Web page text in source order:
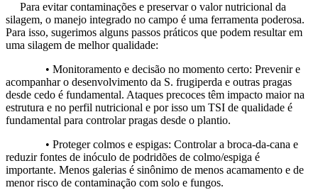
Para evitar contaminações e preservar o valor nutricional da
silagem, o manejo integrado no campo é uma ferramenta poderosa.
Para isso, sugerimos alguns passos práticos que podem resultar em
uma silagem de melhor qualidade:
• Monitoramento e decisão no momento certo: Prevenir e
acompanhar o desenvolvimento da S. frugiperda e outras pragas
desde cedo é fundamental. Ataques precoces têm impacto maior na
estrutura e no perfil nutricional e por isso um TSI de qualidade é
fundamental para controlar pragas desde o plantio.
• Proteger colmos e espigas: Controlar a broca-da-cana e
reduzir fontes de inóculo de podridões de colmo/espiga é
importante. Menos galerias é sinônimo de menos acamamento e de
menor risco de contaminação com solo e fungos.